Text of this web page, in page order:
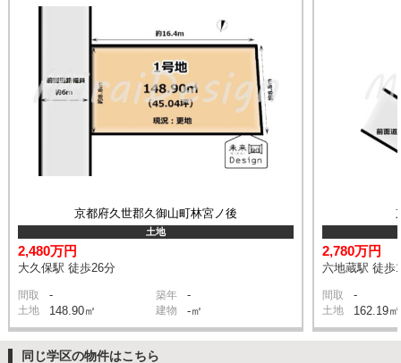
京都府久世郡久御山町林宮ノ後
土地
2,480万円
大久保駅 徒歩26分
間取 - 築年 -
土地 148.90㎡ 建物 -㎡
2,780万円
六地蔵駅 徒歩
間取 -
土地 162.19㎡
同じ学区の物件はこちら